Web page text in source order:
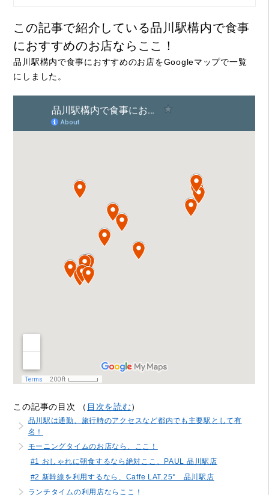
この記事で紹介している品川駅構内で食事
におすすめのお店ならここ！
品川駅構内で食事におすすめのお店をGoogleマップで一覧
にしました。
この記事の目次 （ 目次を読む）
品川駅は通勤、旅行時のアクセスなど都内でも主要駅として有
名！
モーニングタイムのお店なら、ここ！
#1 おしゃれに朝食するなら絶対ここ、PAUL 品川駅店
#2 新幹線を利用するなら、Caffe LAT.25° 品川駅店
ランチタイムの利用店ならここ！